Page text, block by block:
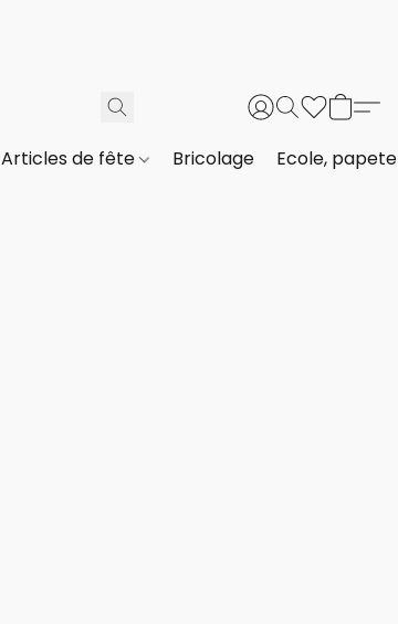
Articles de fête Bricolage Ecole,